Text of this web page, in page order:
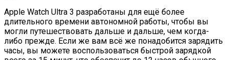
Apple Watch Ultra 3 разработаны для ещё более
длительного времени автономной работы, чтобы вы
могли путешествовать дальше и дальше, чем когда-
либо прежде. Если же вам всё же понадобится зарядить
часы, вы можете воспользоваться быстрой зарядкой